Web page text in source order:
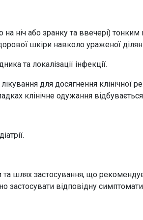
ніч або зранку та ввечері)
шкіри навколо ураженої
та локалізації інфекції.
для досягнення клінічної
клінічне одужання
шлях застосування, що
застосувати відповідну